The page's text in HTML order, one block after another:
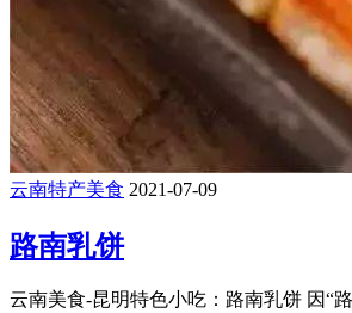
云南特产美食 2021-07-09
路南乳饼
云南美食-昆明特色小吃：路南乳饼 因“